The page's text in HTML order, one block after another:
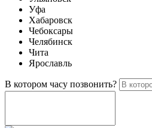
Уфа
Хабаровск
Чебоксары
Челябинск
Чита
Ярославль
В котором часу позвонить?